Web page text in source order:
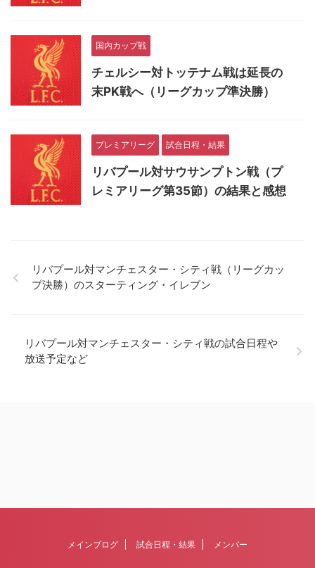
国内カップ戦
チェルシー対トッテナム戦は延長の
末PK戦へ（リーグカップ準決勝）
プレミアリーグ 試合日程・結果
リバプール対サウサンプトン戦（プ
レミアリーグ第35節）の結果と感想
リバプール対マンチェスター・シティ戦（リーグカッ
プ決勝）のスターティング・イレブン
リバプール対マンチェスター・シティ戦の試合日程や
放送予定など
メインブログ 試合日程・結果 メンバー